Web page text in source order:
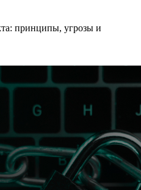
принципы, угрозы и